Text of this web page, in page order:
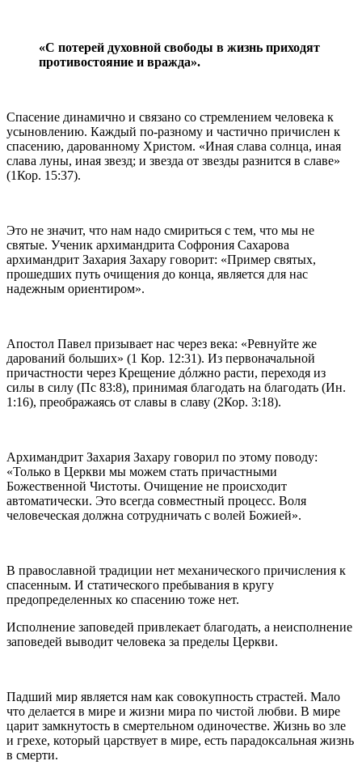
«С потерей духовной свободы в жизнь приходят
противостояние и вражда».
Спасение динамично и связано со стремлением человека к
усыновлению. Каждый по-разному и частично причислен к
спасению, дарованному Христом. «Иная слава солнца, иная
слава луны, иная звезд; и звезда от звезды разнится в славе»
(1Кор. 15:37).
Это не значит, что нам надо смириться с тем, что мы не
святые. Ученик архимандрита Софрония Сахарова
архимандрит Захария Захару говорит: «Пример святых,
прошедших путь очищения до конца, является для нас
надежным ориентиром».
Апостол Павел призывает нас через века: «Ревнуйте же
дарований больших» (1 Кор. 12:31). Из первоначальной
причастности через Крещение дóлжно расти, переходя из
силы в силу (Пс 83:8), принимая благодать на благодать (Ин.
1:16), преображаясь от славы в славу (2Кор. 3:18).
Архимандрит Захария Захару говорил по этому поводу:
«Только в Церкви мы можем стать причастными
Божественной Чистоты. Очищение не происходит
автоматически. Это всегда совместный процесс. Воля
человеческая должна сотрудничать с волей Божией».
В православной традиции нет механического причисления к
спасенным. И статического пребывания в кругу
предопределенных ко спасению тоже нет.
Исполнение заповедей привлекает благодать, а неисполнение
заповедей выводит человека за пределы Церкви.
Падший мир является нам как совокупность страстей. Мало
что делается в мире и жизни мира по чистой любви. В мире
царит замкнутость в смертельном одиночестве. Жизнь во зле
и грехе, который царствует в мире, есть парадоксальная жизнь
в смерти.